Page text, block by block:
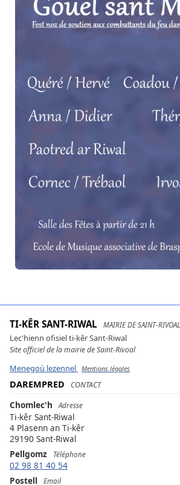
TI-KÊR SANT-RIWAL MAIRIE DE SAINT-RIVOAL
Lec'hienn ofisiel ti-kêr Sant-Riwal
Site officiel de la mairie de Saint-Rivoal
Menegoù lezennel Mentions légales
DAREMPRED CONTACT
Chomlec'h Adresse
Ti-kêr Sant-Riwal
4 Plasenn an Ti-kêr
29190 Sant-Riwal
Pellgomz
Téléphone
02 98 81 40 54
Postell
Email